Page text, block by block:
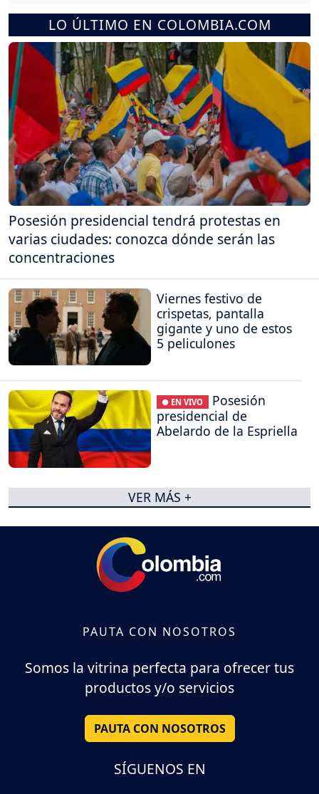
LO ÚLTIMO EN COLOMBIA.COM
Posesión presidencial tendrá protestas en
varias ciudades: conozca dónde serán las
concentraciones
Viernes festivo de
crispetas, pantalla
gigante y uno de estos
5 peliculones
● EN VIVO
Posesión
presidencial de
Abelardo de la Espriella
VER MÁS +
PAUTA CON NOSOTROS
Somos la vitrina perfecta para ofrecer tus
productos y/o servicios
PAUTA CON NOSOTROS
SÍGUENOS EN